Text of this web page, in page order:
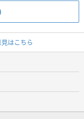
はこちら